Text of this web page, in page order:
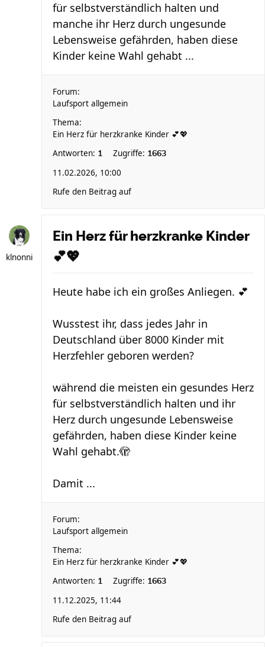
für selbstverständlich halten und
manche ihr Herz durch ungesunde
Lebensweise gefährden, haben diese
Kinder keine Wahl gehabt ...
Forum:
Laufsport allgemein
Thema:
Ein Herz für herzkranke Kinder 💕💖
Antworten: 1 Zugriffe: 1663
11.02.2026, 10:00
Rufe den Beitrag auf
klnonni
Ein Herz für herzkranke Kinder
💕💖
Heute habe ich ein großes Anliegen. 💕
Wusstest ihr, dass jedes Jahr in
Deutschland über 8000 Kinder mit
Herzfehler geboren werden?
während die meisten ein gesundes Herz
für selbstverständlich halten und ihr
Herz durch ungesunde Lebensweise
gefährden, haben diese Kinder keine
Wahl gehabt.🫣
Damit ...
Forum:
Laufsport allgemein
Thema:
Ein Herz für herzkranke Kinder 💕💖
Antworten: 1 Zugriffe: 1663
11.12.2025, 11:44
Rufe den Beitrag auf